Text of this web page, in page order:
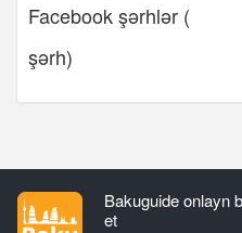
Facebook şərhlər (
şərh)
Bakuguide onlayn
et